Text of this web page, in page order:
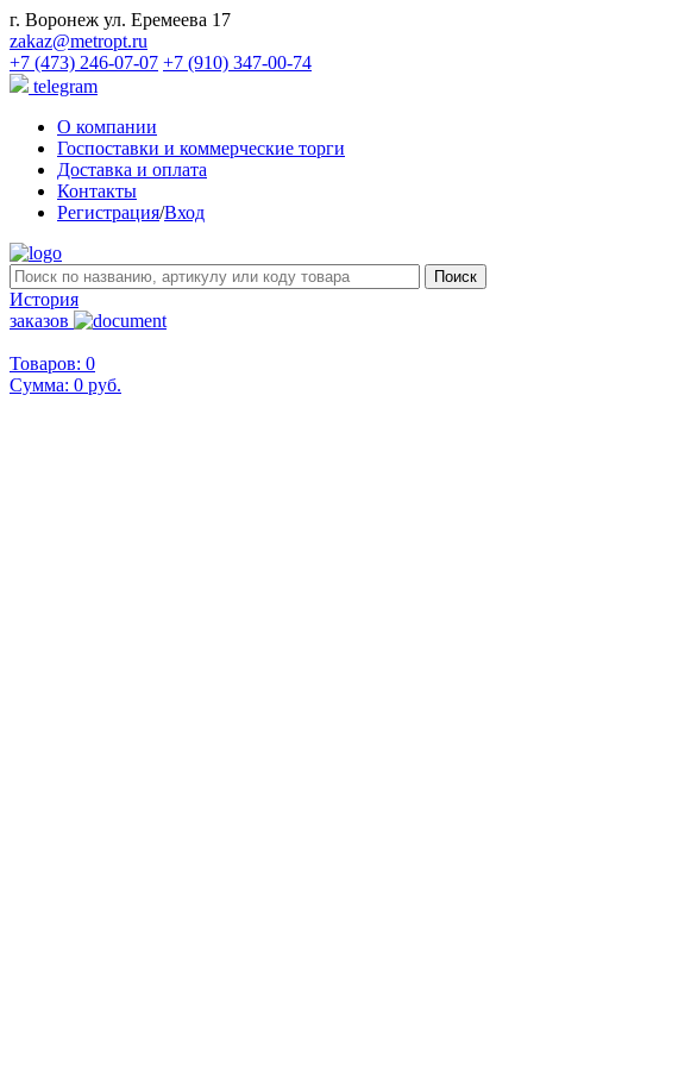
г. Воронеж ул. Еремеева 17
zakaz@metropt.ru
+7 (473) 246-07-07 +7 (910) 347-00-74
telegram
О компании
Госпоставки и коммерческие торги
Доставка и оплата
Контакты
Регистрация/Вход
История
заказов
Товаров: 0
Сумма: 0 руб.